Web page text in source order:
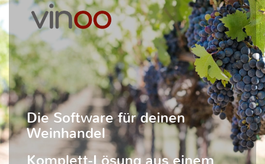
Die Software für deinen
Weinhandel